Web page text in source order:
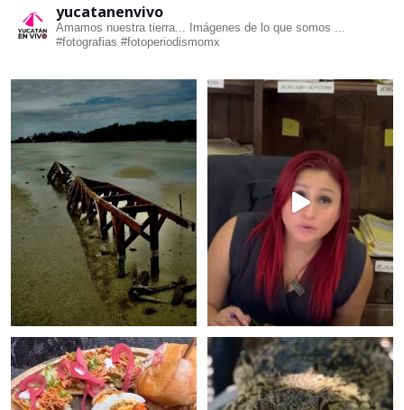
yucatanenvivo
Amamos nuestra tierra... Imágenes de lo que somos ...
#fotografias #fotoperiodismomx